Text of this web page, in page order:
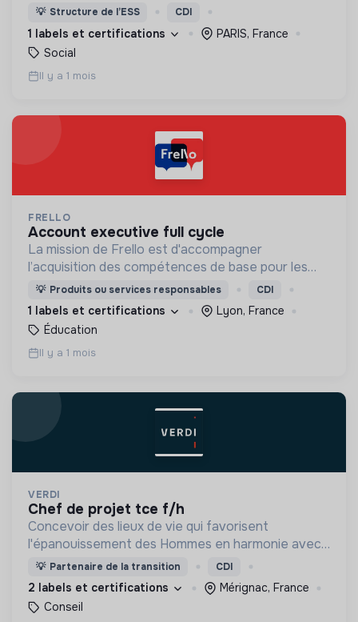
nous proposons des moyens et des lieux
d’engagement innovants et adaptés à tous.
💡 Structure de l’ESS CDI
1 labels et certifications
PARIS, France
Social
Il y a 1 mois
FRELLO
account executive full cycle
La mission de Frello est d'accompagner
l’acquisition des compétences de base pour les
plus précaires.
💡 Produits ou services responsables CDI
1 labels et certifications
Lyon, France
Éducation
Il y a 1 mois
VERDI
chef de projet tce f/h
Concevoir des lieux de vie qui favorisent
l'épanouissement des Hommes en harmonie avec
leur environnement.
💡 Partenaire de la transition CDI
2 labels et certifications
Mérignac, France
Conseil